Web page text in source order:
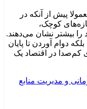
پیش از آنکه در
کوچک،
را بیشتر نشان می‌دهند.
دوام آوردن تا پایان
در اقتصاد یک